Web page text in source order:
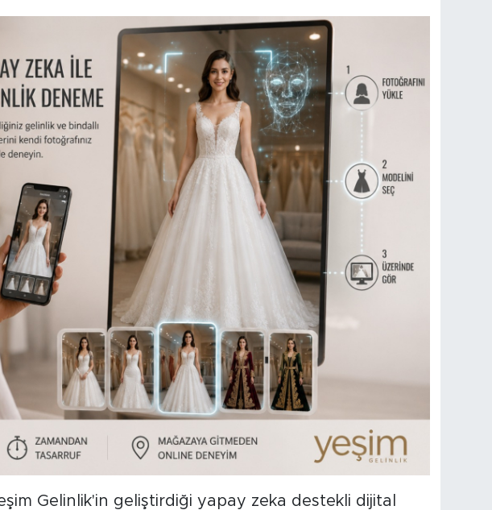
Gelinlik'in geliştirdiği yapay zeka destekli dijital